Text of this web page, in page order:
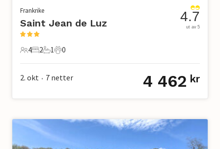
Frankrike
Saint Jean de Luz
4 Gjester
4
2 Soverom
2
1 Bad
1
0 Kjæledyr
0
4.7
ut av 5
2. okt • 7 netter 4 462 kr